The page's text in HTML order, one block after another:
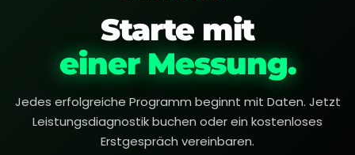
Starte mit
einer Messung.
Jedes erfolgreiche Programm beginnt mit Daten. Jetzt
Leistungsdiagnostik buchen oder ein kostenloses
Erstgespräch vereinbaren.